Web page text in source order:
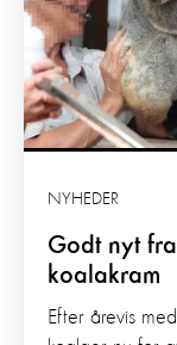
Godt nyt
koalakram
NYHEDER
Efter årevis